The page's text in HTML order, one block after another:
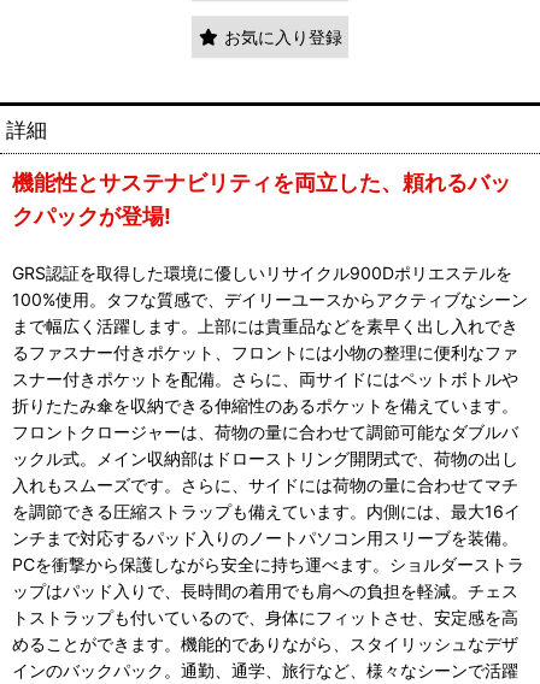
お気に入り登録
詳細
機能性とサステナビリティを両立した、頼れるバッ
クパックが登場!
GRS認証を取得した環境に優しいリサイクル900Dポリエステルを
100%使用。タフな質感で、デイリーユースからアクティブなシーン
まで幅広く活躍します。上部には貴重品などを素早く出し入れでき
るファスナー付きポケット、フロントには小物の整理に便利なファ
スナー付きポケットを配備。さらに、両サイドにはペットボトルや
折りたたみ傘を収納できる伸縮性のあるポケットを備えています。
フロントクロージャーは、荷物の量に合わせて調節可能なダブルバ
ックル式。メイン収納部はドローストリング開閉式で、荷物の出し
入れもスムーズです。さらに、サイドには荷物の量に合わせてマチ
を調節できる圧縮ストラップも備えています。内側には、最大16イ
ンチまで対応するパッド入りのノートパソコン用スリーブを装備。
PCを衝撃から保護しながら安全に持ち運べます。ショルダーストラ
ップはパッド入りで、長時間の着用でも肩への負担を軽減。チェス
トストラップも付いているので、身体にフィットさせ、安定感を高
めることができます。機能的でありながら、スタイリッシュなデザ
インのバックパック。通勤、通学、旅行など、様々なシーンで活躍